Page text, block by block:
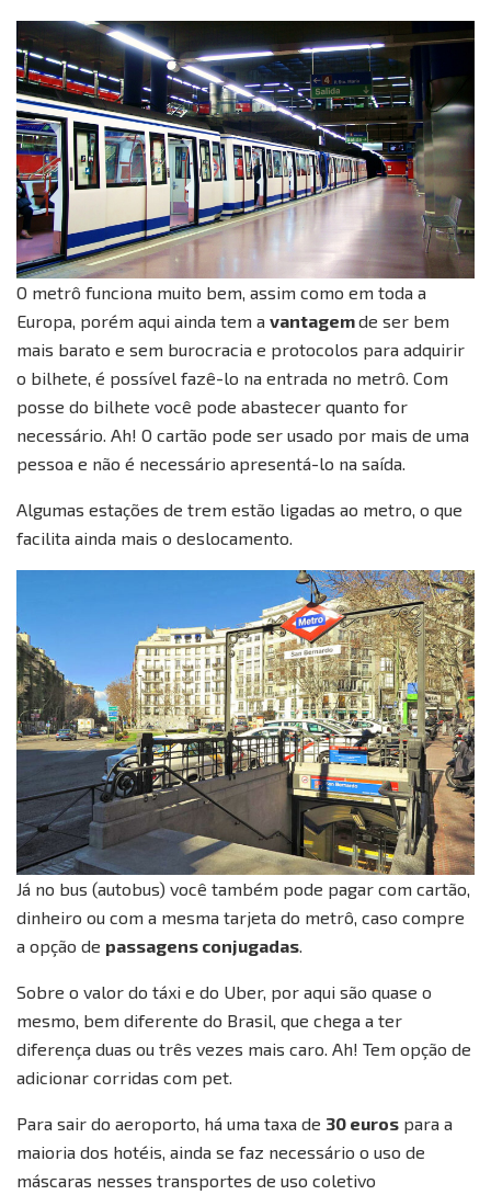
O metrô funciona muito bem, assim como em toda a
Europa, porém aqui ainda tem a vantagemde ser bem
mais barato e sem burocracia e protocolos para adquirir
o bilhete, é possível fazê-lo na entrada no metrô. Com
posse do bilhete você pode abastecer quanto for
necessário. Ah! O cartão pode ser usado por mais de uma
pessoa e não é necessário apresentá-lo na saída.
Algumas estações de trem estão ligadas ao metro, o que
facilita ainda mais o deslocamento.
Já no bus (autobus) você também pode pagar com cartão,
dinheiro ou com a mesma tarjeta do metrô, caso compre
a opção de passagens conjugadas.
Sobre o valor do táxi e do Uber, por aqui são quase o
mesmo, bem diferente do Brasil, que chega a ter
diferença duas ou três vezes mais caro. Ah! Tem opção de
adicionar corridas com pet.
Para sair do aeroporto, há uma taxa de 30 euros para a
maioria dos hotéis, ainda se faz necessário o uso de
máscaras nesses transportes de uso coletivo